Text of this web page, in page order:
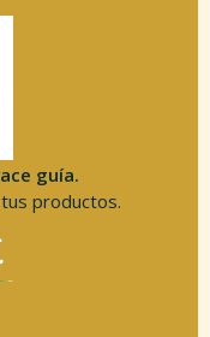
guía.
productos.